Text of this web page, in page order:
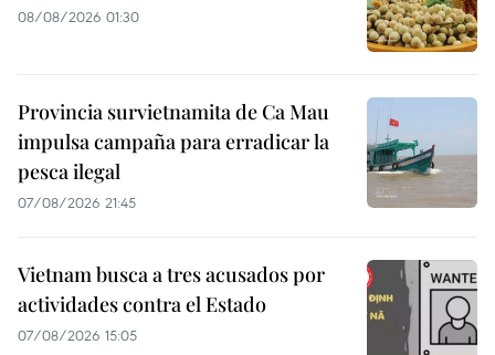
08/08/2026 01:30
Provincia survietnamita de Ca Mau
impulsa campaña para erradicar la
pesca ilegal
07/08/2026 21:45
Vietnam busca a tres acusados por
actividades contra el Estado
07/08/2026 15:05